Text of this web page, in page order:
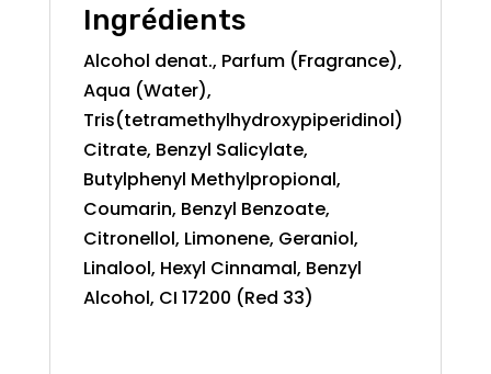
Ingrédients
Alcohol denat., Parfum (Fragrance),
Aqua (Water),
Tris(tetramethylhydroxypiperidinol)
Citrate, Benzyl Salicylate,
Butylphenyl Methylpropional,
Coumarin, Benzyl Benzoate,
Citronellol, Limonene, Geraniol,
Linalool, Hexyl Cinnamal, Benzyl
Alcohol, CI 17200 (Red 33)